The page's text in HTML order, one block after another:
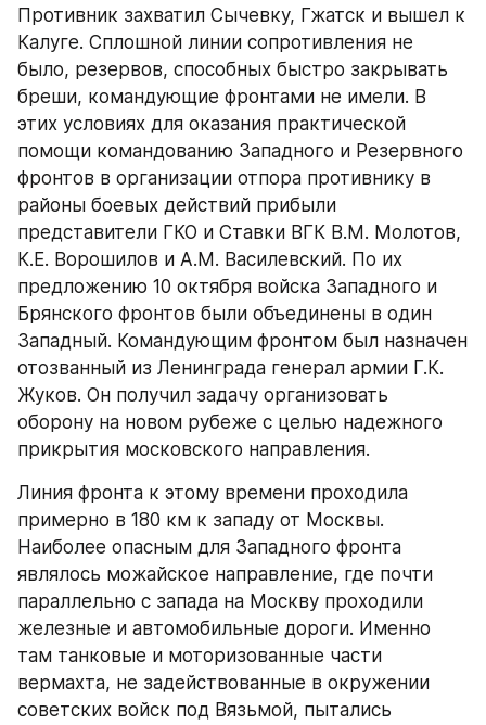
Противник захватил Сычевку, Гжатск и вышел к
Калуге. Сплошной линии сопротивления не
было, резервов, способных быстро закрывать
бреши, командующие фронтами не имели. В
этих условиях для оказания практической
помощи командованию Западного и Резервного
фронтов в организации отпора противнику в
районы боевых действий прибыли
представители ГКО и Ставки ВГК В.М. Молотов,
К.Е. Ворошилов и А.М. Василевский. По их
предложению 10 октября войска Западного и
Брянского фронтов были объединены в один
Западный. Командующим фронтом был назначен
отозванный из Ленинграда генерал армии Г.К.
Жуков. Он получил задачу организовать
оборону на новом рубеже с целью надежного
прикрытия московского направления.
Линия фронта к этому времени проходила
примерно в 180 км к западу от Москвы.
Наиболее опасным для Западного фронта
являлось можайское направление, где почти
параллельно с запада на Москву проходили
железные и автомобильные дороги. Именно
там танковые и моторизованные части
вермахта, не задействованные в окружении
советских войск под Вязьмой, пытались